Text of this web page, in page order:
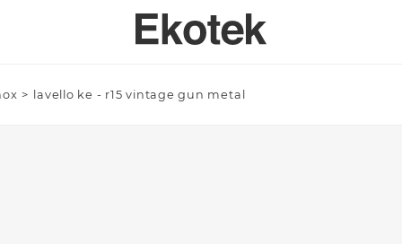
BAGNO
> lavello ke - r15 vintage gun metal